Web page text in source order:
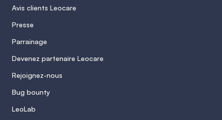
Avis clients Leocare
Presse
Parrainage
Devenez partenaire Leocare
Rejoignez-nous
Bug bounty
LeoLab